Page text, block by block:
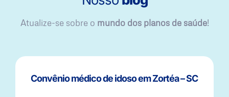
Atualize-se sobre o mundo dos planos de saúde!
Convênio médico de idoso em Zortéa – SC